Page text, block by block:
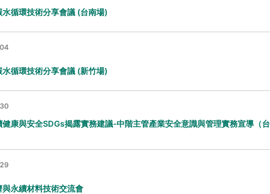
水循環技術分享會議 (台南場)
水循環技術分享會議 (新竹場)
健康與安全SDGs揭露實務建議-中階主管產業安全意識與管理實務宣導（台
與永續材料技術交流會